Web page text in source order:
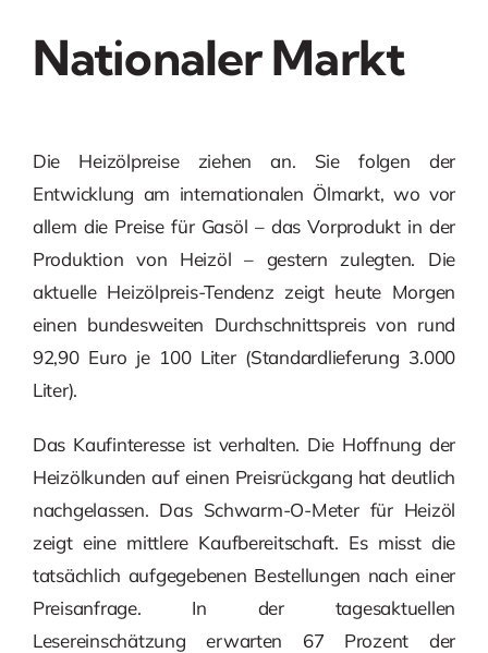
Nationaler Markt
Die Heizölpreise ziehen an. Sie folgen der
Entwicklung am internationalen Ölmarkt, wo vor
allem die Preise für Gasöl – das Vorprodukt in der
Produktion von Heizöl – gestern zulegten. Die
aktuelle Heizölpreis-Tendenz zeigt heute Morgen
einen bundesweiten Durchschnittspreis von rund
92,90 Euro je 100 Liter (Standardlieferung 3.000
Liter).
Das Kaufinteresse ist verhalten. Die Hoffnung der
Heizölkunden auf einen Preisrückgang hat deutlich
nachgelassen. Das Schwarm-O-Meter für Heizöl
zeigt eine mittlere Kaufbereitschaft. Es misst die
tatsächlich aufgegebenen Bestellungen nach einer
Preisanfrage. In der tagesaktuellen
Lesereinschätzung erwarten 67 Prozent der